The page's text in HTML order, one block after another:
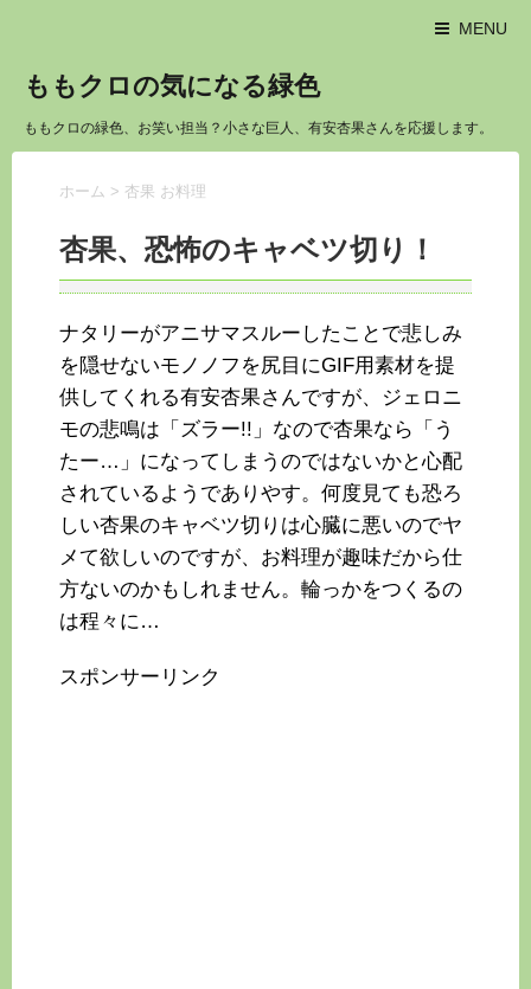
MENU
ももクロの気になる緑色
ももクロの緑色、お笑い担当？小さな巨人、有安杏果さんを応援します。
ホーム > 杏果 お料理
杏果、恐怖のキャベツ切り！
ナタリーがアニサマスルーしたことで悲しみ
を隠せないモノノフを尻目にGIF用素材を提
供してくれる有安杏果さんですが、ジェロニ
モの悲鳴は「ズラー!!」なので杏果なら「う
たー…」になってしまうのではないかと心配
されているようでありやす。何度見ても恐ろ
しい杏果のキャベツ切りは心臓に悪いのでヤ
メて欲しいのですが、お料理が趣味だから仕
方ないのかもしれません。輪っかをつくるの
は程々に…
スポンサーリンク